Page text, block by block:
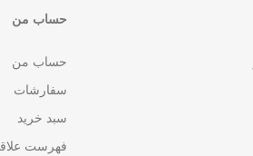
حساب من
حساب من
سفارشات
سبد خرید
فهرست